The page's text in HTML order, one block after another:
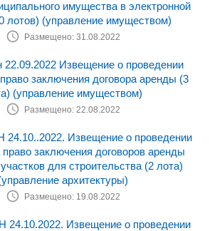
имущества в электронной
лотов) (управление имуществом)
Размещено: 31.08.2022
22.09.2022 Извещение о проведении
заключения договора аренды (3
(управление имуществом)
Размещено: 22.08.2022
Извещение о проведении
право заключения договоров аренды
для строительства (2 лота)
архитектуры)
Размещено: 19.08.2022
Извещение о проведении